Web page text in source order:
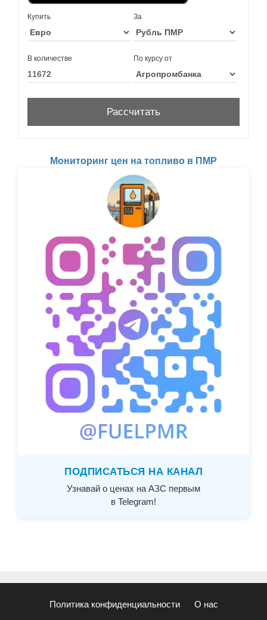
Купить За
В количестве По курсу от
Мониторинг цен на топливо в ПМР
ПОДПИСАТЬСЯ НА КАНАЛ
Узнавай о ценах на АЗС первым
в Telegram!
Политика конфиденциальности О нас